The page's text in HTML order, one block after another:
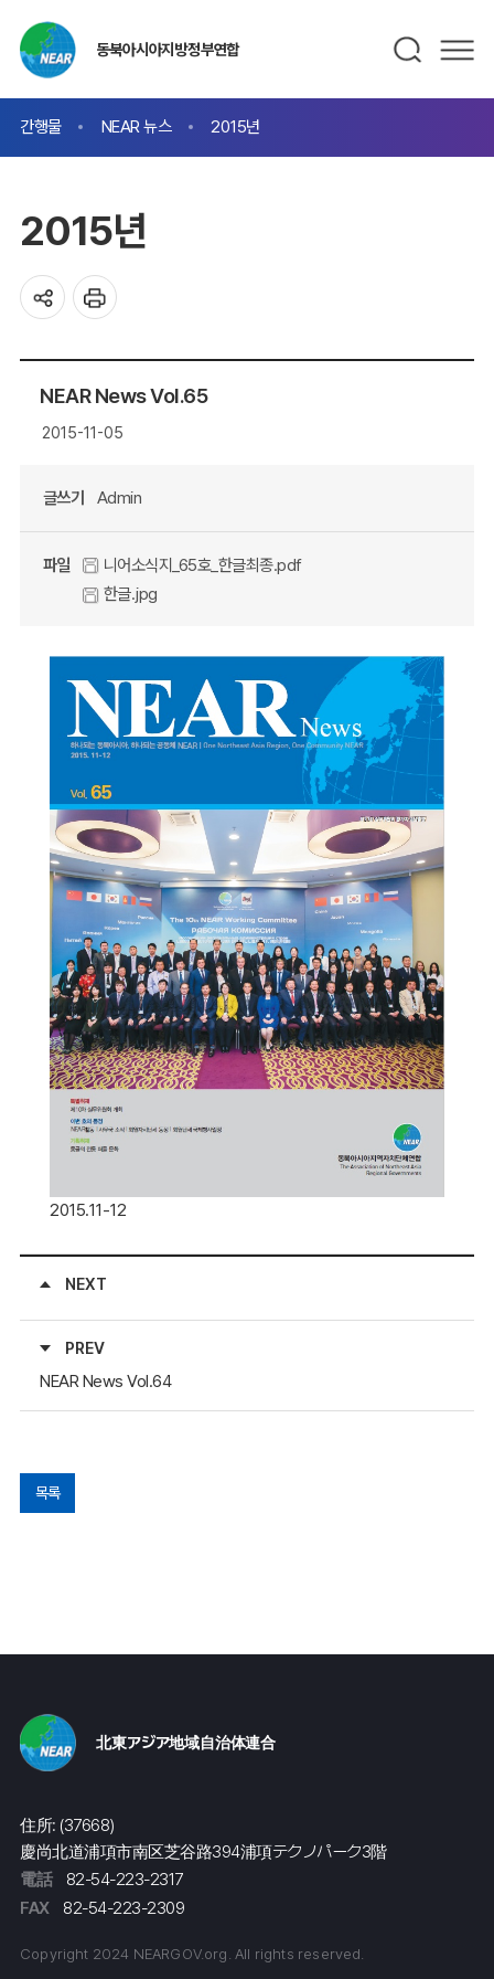
동북아시아지방정부연합
간행물 NEAR 뉴스 2015년
2015년
NEAR News Vol.65
2015-11-05
글쓰기 Admin
파일
니어소식지_65호_한글최종.pdf
한글.jpg
2015.11-12
NEXT
PREV
NEAR News Vol.64
목록
北東アジア地域自治体連合
住所: (37668)
慶尚北道浦項市南区芝谷路394浦項テクノパーク3階
電話
82-54-223-2317
FAX
82-54-223-2309
Copyright 2024 NEARGOV.org. All rights reserved.